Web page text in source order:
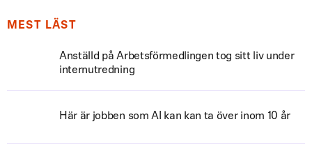
MEST LÄST
Anställd på Arbetsförmedlingen tog sitt liv under
internutredning
Här är jobben som AI kan kan ta över inom 10 år